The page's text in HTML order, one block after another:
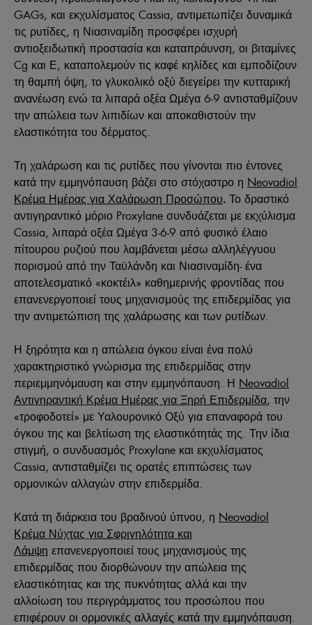
GAGs, και εκχυλίσματος Cassia, αντιμετωπίζει δυναμικά
τις ρυτίδες, η Νιασιναμίδη προσφέρει ισχυρή
αντιοξειδωτική προστασία και καταπράυνση, οι βιταμίνες
Cg και Ε, καταπολεμούν τις καφέ κηλίδες και εμποδίζουν
τη θαμπή όψη, το γλυκολικό οξύ διεγείρει την κυτταρική
ανανέωση ενώ τα λιπαρά οξέα Ωμέγα 6-9 αντισταθμίζουν
την απώλεια των λιπιδίων και αποκαθιστούν την
ελαστικότητα του δέρματος.
Τη χαλάρωση και τις ρυτίδες που γίνονται πιο έντονες
κατά την εμμηνόπαυση βάζει στο στόχαστρο η Neovadiol
Κρέμα Ημέρας για Χαλάρωση Προσώπου. Το δραστικό
αντιγηραντικό μόριο Proxylane συνδυάζεται με εκχύλισμα
Cassia, λιπαρά οξέα Ωμέγα 3-6-9 από φυσικό έλαιο
πίτουρου ρυζιού που λαμβάνεται μέσω αλληλέγγυου
πορισμού από την Ταϋλάνδη και Νιασιναμίδη- ένα
αποτελεσματικό «κοκτέιλ» καθημερινής φροντίδας που
επανενεργοποιεί τους μηχανισμούς της επιδερμίδας για
την αντιμετώπιση της χαλάρωσης και των ρυτίδων.
Η ξηρότητα και η απώλεια όγκου είναι ένα πολύ
χαρακτηριστικό γνώρισμα της επιδερμίδας στην
περιεμμηνόμαυση και στην εμμηνόπαυση. Η Neovadiol
Αντιγηραντική Κρέμα Ημέρας για Ξηρή Επιδερμίδα, την
«τροφοδοτεί» με Υαλουρονικό Οξύ για επαναφορά του
όγκου της και βελτίωση της ελαστικότητάς της. Την ίδια
στιγμή, ο συνδυασμός Proxylane και εκχυλίσματος
Cassia, αντισταθμίζει τις ορατές επιπτώσεις των
ορμονικών αλλαγών στην επιδερμίδα.
Κατά τη διάρκεια του βραδινού ύπνου, η Neovadiol
Κρέμα Νύχτας για Σφριγηλότητα και
Λάμψη επανενεργοποιεί τους μηχανισμούς της
επιδερμίδας που διορθώνουν την απώλεια της
ελαστικότητας και της πυκνότητας αλλά και την
αλλοίωση του περιγράμματος του προσώπου που
επιφέρουν οι ορμονικές αλλαγές κατά την εμμηνόπαυση.